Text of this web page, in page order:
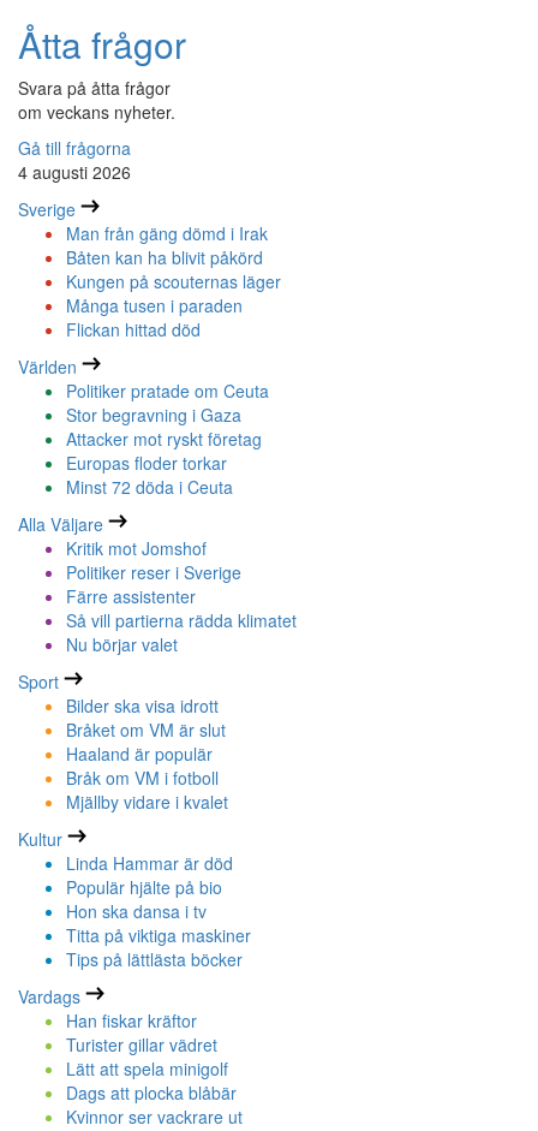
Åtta frågor
Svara på åtta frågor
om veckans nyheter.
Gå till frågorna
4 augusti 2026
Sverige
Man från gäng dömd i Irak
Båten kan ha blivit påkörd
Kungen på scouternas läger
Många tusen i paraden
Flickan hittad död
Världen
Politiker pratade om Ceuta
Stor begravning i Gaza
Attacker mot ryskt företag
Europas floder torkar
Minst 72 döda i Ceuta
Alla Väljare
Kritik mot Jomshof
Politiker reser i Sverige
Färre assistenter
Så vill partierna rädda klimatet
Nu börjar valet
Sport
Bilder ska visa idrott
Bråket om VM är slut
Haaland är populär
Bråk om VM i fotboll
Mjällby vidare i kvalet
Kultur
Linda Hammar är död
Populär hjälte på bio
Hon ska dansa i tv
Titta på viktiga maskiner
Tips på lättlästa böcker
Vardags
Han fiskar kräftor
Turister gillar vädret
Lätt att spela minigolf
Dags att plocka blåbär
Kvinnor ser vackrare ut